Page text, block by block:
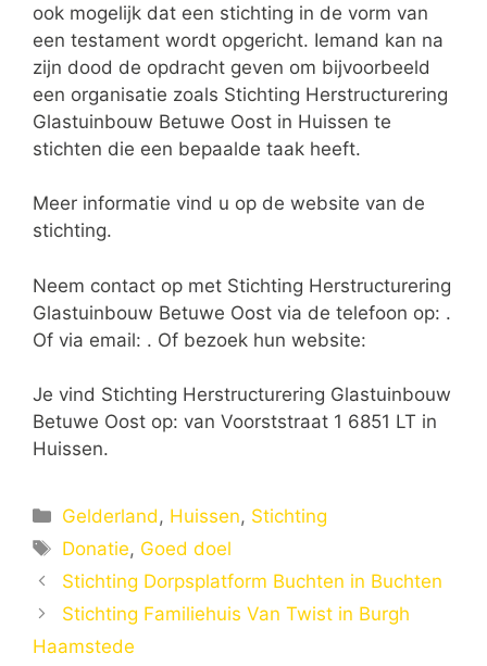
ook mogelijk dat een stichting in de vorm van
een testament wordt opgericht. Iemand kan na
zijn dood de opdracht geven om bijvoorbeeld
een organisatie zoals Stichting Herstructurering
Glastuinbouw Betuwe Oost in Huissen te
stichten die een bepaalde taak heeft.
Meer informatie vind u op de website van de
stichting.
Neem contact op met Stichting Herstructurering
Glastuinbouw Betuwe Oost via de telefoon op: .
Of via email: . Of bezoek hun website:
Je vind Stichting Herstructurering Glastuinbouw
Betuwe Oost op: van Voorststraat 1 6851 LT in
Huissen.
Categorieën
Gelderland, Huissen, Stichting
Tags
Donatie, Goed doel
Stichting Dorpsplatform Buchten in Buchten
Stichting Familiehuis Van Twist in Burgh
Haamstede